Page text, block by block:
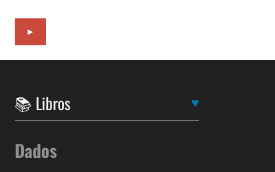
►
Dados